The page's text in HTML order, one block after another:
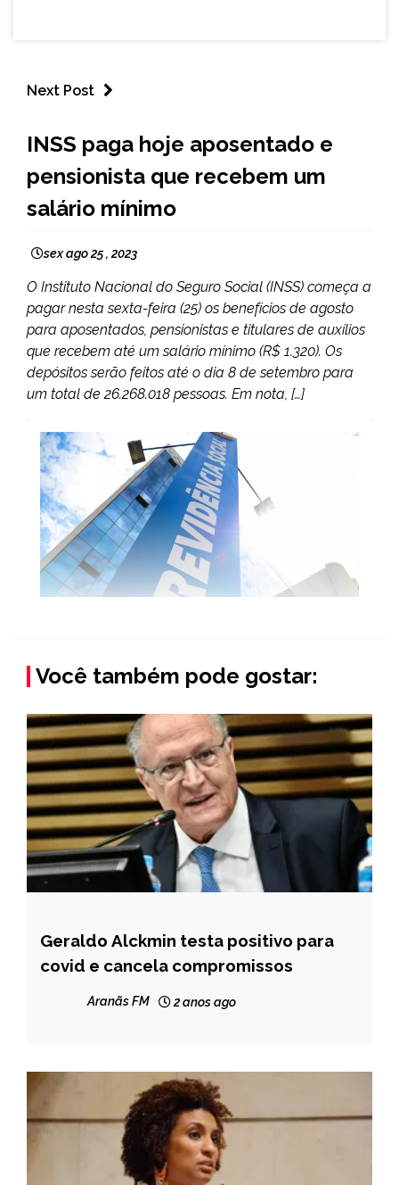
Next Post
INSS paga hoje aposentado e
pensionista que recebem um
salário mínimo
sex ago 25 , 2023
O Instituto Nacional do Seguro Social (INSS) começa a
pagar nesta sexta-feira (25) os benefícios de agosto
para aposentados, pensionistas e titulares de auxílios
que recebem até um salário mínimo (R$ 1.320). Os
depósitos serão feitos até o dia 8 de setembro para
um total de 26.268.018 pessoas. Em nota, […]
Você também pode gostar:
BRASIL
Geraldo Alckmin testa positivo para
covid e cancela compromissos
Aranãs FM 2 anos ago